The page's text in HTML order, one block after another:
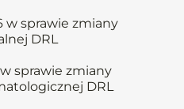
w sprawie zmiany
DRL
sprawie zmiany
DRL